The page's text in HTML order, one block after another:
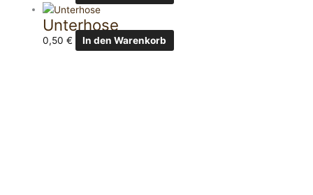
Unterhose
0,50€ In den Warenkorb